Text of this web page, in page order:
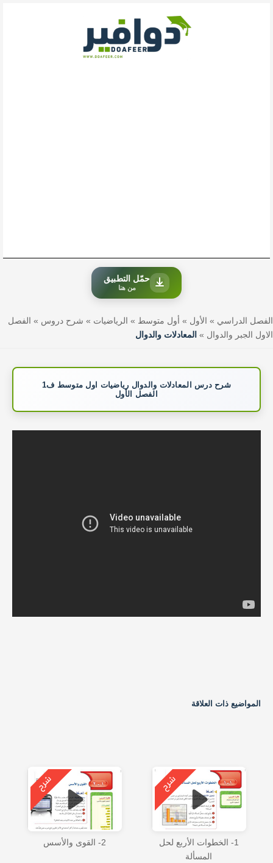
حمّل التطبيق
من هنا
الفصل الدراسي » الأول » أول متوسط » الرياضيات » شرح دروس » الفصل
الاول الجبر والدوال » المعادلات والدوال
شرح درس المعادلات والدوال رياضيات اول متوسط ف1
الفصل الأول
المواضيع ذات العلاقة
1- الخطوات الأربع لحل
المسألة
2- القوى والأسس